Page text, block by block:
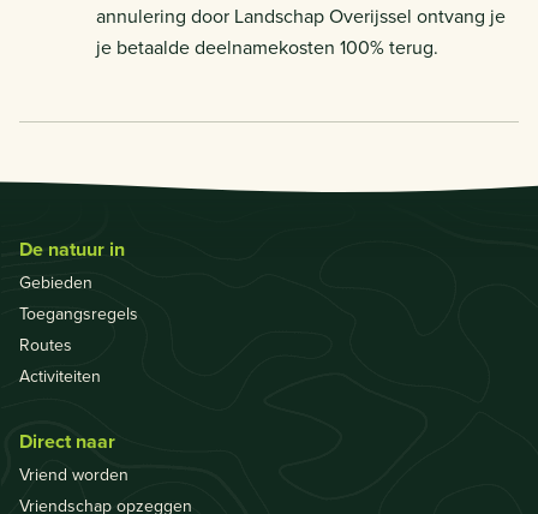
annulering door Landschap Overijssel ontvang je
je betaalde deelnamekosten 100% terug.
De natuur in
Gebieden
Toegangsregels
Routes
Activiteiten
Direct naar
Vriend worden
Vriendschap opzeggen